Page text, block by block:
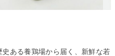
ある養鶏場から届く、新鮮な若